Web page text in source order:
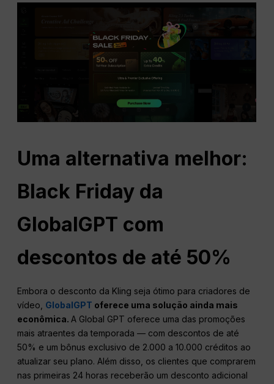
Uma alternativa melhor:
Black Friday da
GlobalGPT com
descontos de até 50%
Embora o desconto da Kling seja ótimo para criadores de
vídeo, GlobalGPT oferece uma solução ainda mais
econômica.A Global GPT oferece uma das promoções
mais atraentes da temporada — com descontos de até
50% e um bônus exclusivo de 2.000 a 10.000 créditos ao
atualizar seu plano. Além disso, os clientes que comprarem
nas primeiras 24 horas receberão um desconto adicional